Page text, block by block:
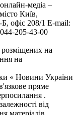
медіа –
Київ,
офіс 208/1 E-mail:
205-43-00
розміщених на
на
« Новини України
пряме
.
від